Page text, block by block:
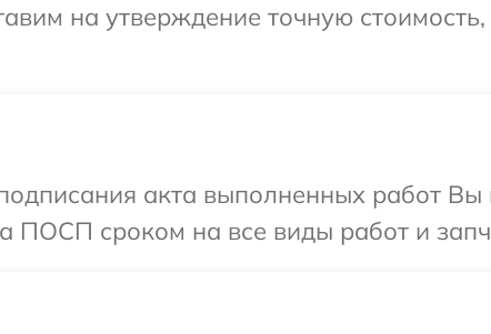
на утверждение точную
акта выполненных работ
ПОСП сроком на все виды работ и